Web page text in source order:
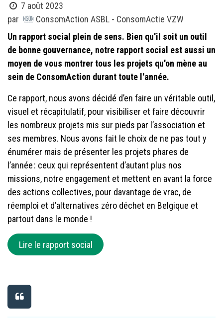
7 août 2023
par
ConsomAction ASBL - ConsomActie VZW
Un rapport social plein de sens. Bien qu'il soit un outil
de bonne gouvernance, notre rapport social est aussi un
moyen de vous montrer tous les projets qu'on mène au
sein de ConsomAction durant toute l'année.
Ce rapport, nous avons décidé d’en faire un véritable outil,
visuel et récapitulatif, pour visibiliser et faire découvrir
les nombreux projets mis sur pieds par l’association et
ses membres. Nous avons fait le choix de ne pas tout y
énumérer mais de présenter les projets phares de
l’année : ceux qui représentent d’autant plus nos
missions, notre engagement et mettent en avant la force
des actions collectives, pour davantage de vrac, de
réemploi et d’alternatives zéro déchet en Belgique et
partout dans le monde !
Lire le rapport social